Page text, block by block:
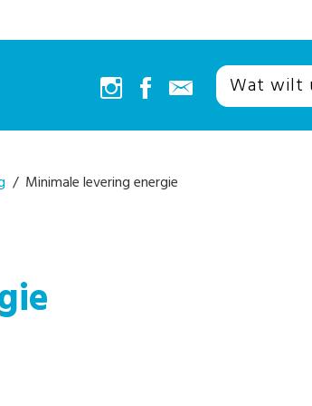
/ Minimale levering energie